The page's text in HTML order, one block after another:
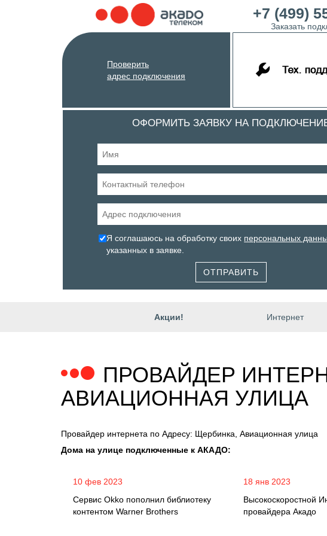
+7 (499)
Заказать
Проверить
адрес подключения
ОФОРМИТЬ ЗАЯВКУ НА
Я соглашаюсь на обработку своих персональных
указанных в заявке.
ОТПРАВИТЬ
Акции! Интернет
ПРОВАЙДЕР
АВИАЦИОННАЯ УЛИЦА
Провайдер интернета по Адресу: Щербинка, Авиационная улица
Дома на улице подключенные к АКАДО:
10 фев 2023
Сервис Okko пополнил библиотеку
контентом Warner Brothers
18 янв 2023
Высокоскоростной
провайдера Акадо